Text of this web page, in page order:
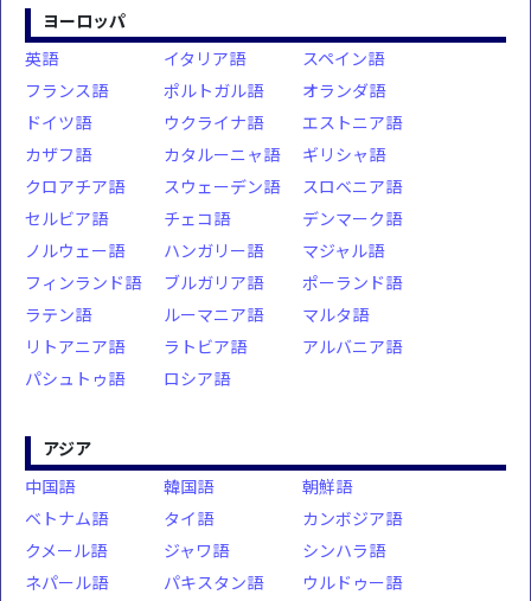
ヨーロッパ
英語
イタリア語
スペイン語
フランス語
ポルトガル語
オランダ語
ドイツ語
ウクライナ語
エストニア語
カザフ語
カタルーニャ語
ギリシャ語
クロアチア語
スウェーデン語
スロベニア語
セルビア語
チェコ語
デンマーク語
ノルウェー語
ハンガリー語
マジャル語
フィンランド語
ブルガリア語
ポーランド語
ラテン語
ルーマニア語
マルタ語
リトアニア語
ラトビア語
アルバニア語
パシュトゥ語
ロシア語
アジア
中国語
韓国語
朝鮮語
ベトナム語
タイ語
カンボジア語
クメール語
ジャワ語
シンハラ語
ネパール語
パキスタン語
ウルドゥー語